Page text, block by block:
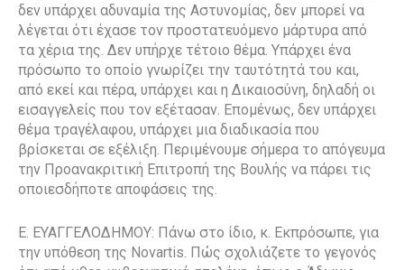
δεν υπάρχει αδυναμία της Αστυνομίας, δεν μπορεί να
λέγεται ότι έχασε τον προστατευόμενο μάρτυρα από
τα χέρια της. Δεν υπήρχε τέτοιο θέμα. Υπάρχει ένα
πρόσωπο το οποίο γνωρίζει την ταυτότητά του και,
από εκεί και πέρα, υπάρχει και η Δικαιοσύνη, δηλαδή οι
εισαγγελείς που τον εξέτασαν. Επομένως, δεν υπάρχει
θέμα τραγέλαφου, υπάρχει μια διαδικασία που
βρίσκεται σε εξέλιξη. Περιμένουμε σήμερα το απόγευμα
την Προανακριτική Επιτροπή της Βουλής να πάρει τις
οποιεσδήποτε αποφάσεις της.
Ε. ΕΥΑΓΓΕΛΟΔΗΜΟΥ: Πάνω στο ίδιο, κ. Εκπρόσωπε, για
την υπόθεση της Novartis. Πώς σχολιάζετε το γεγονός